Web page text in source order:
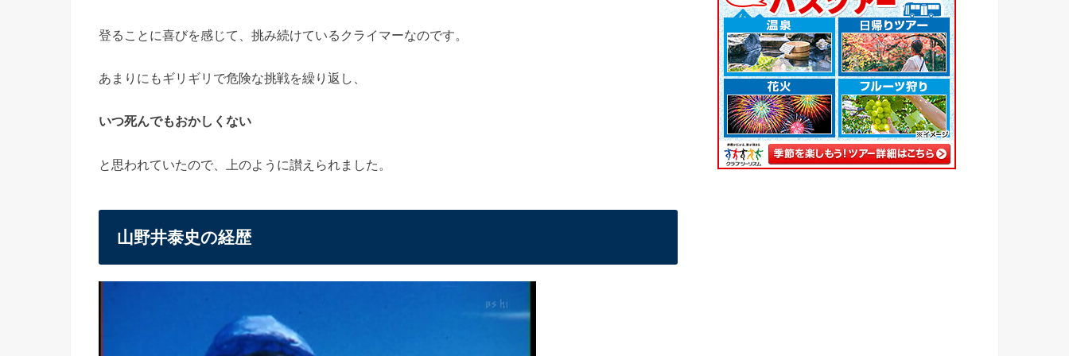
登ることに喜びを感じて、挑み続けているクライマーなのです。
あまりにもギリギリで危険な挑戦を繰り返し、
いつ死んでもおかしくない
と思われていたので、上のように讃えられました。
山野井泰史の経歴